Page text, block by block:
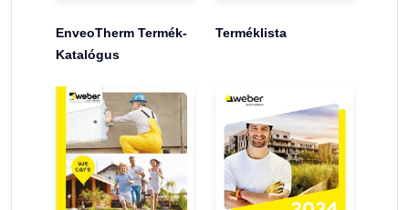
EnveoTherm Termék-
Katalógus
Terméklista